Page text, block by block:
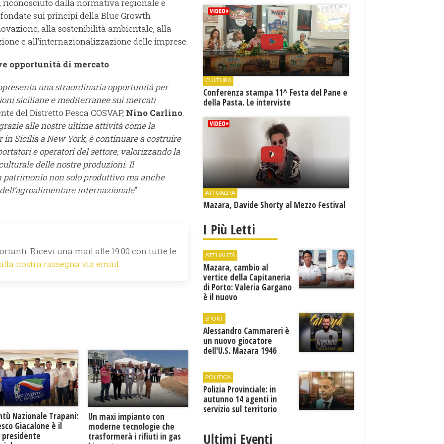
dalla normativa regionale e
sui principi della Blue Growth
alla sostenibilità ambientale, alla
e all’internazionalizzazione delle imprese.
opportunità di mercato
una straordinaria opportunità per
siciliane e mediterranee sui mercati
del Distretto Pesca COSVAP, Nino Carlino.
alle nostre ultime attività come la
Sicilia a New York, è continuare a costruire
e operatori del settore, valorizzando la
delle nostre produzioni. Il
non solo produttivo ma anche
internazionale”.
Ricevi una mail alle 19.00 con tutte le
nostra rassegna via email.
Nazionale Trapani:
Giacalone è il
presidente
Un maxi impianto con
moderne tecnologie che
trasformerà i rifiuti in gas
CULTURA
Conferenza stampa 11^ Festa del Pane e
della Pasta. Le interviste
ATTUALITÀ
Mazara, Davide Shorty al Mezzo Festival
I Più Letti
ATTUALITÀ
Mazara, cambio al
vertice della Capitaneria
di Porto: Valeria Gargano
è il nuovo
SPORT
Alessandro Cammareri è
un nuovo giocatore
dell'U.S. Mazara 1946
POLITICA
Polizia Provinciale: in
autunno 14 agenti in
servizio sul territorio
Ultimi Eventi